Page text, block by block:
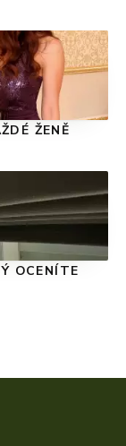
ŽENĚ
OCENÍTE